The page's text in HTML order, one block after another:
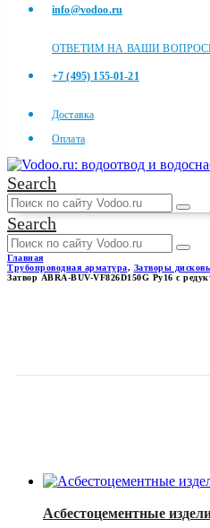
info@vodoo.ru
ОТВЕТИМ НА ВАШИ
+7 (495) 155-01-21
Доставка
Оплата
Search
Search
Главная
Трубопроводная арматура, Затворы
Затвор ABRA-BUV-VF826D150G Ру16 с
Асбестоцементные